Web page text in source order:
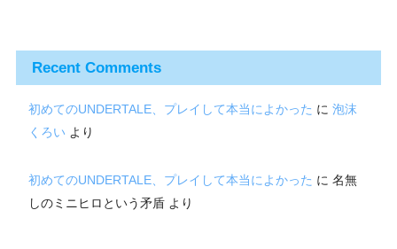
Recent Comments
初めてのUNDERTALE、プレイして本当によかった に 泡沫
くろい より
初めてのUNDERTALE、プレイして本当によかった に 名無
しのミニヒロという矛盾より